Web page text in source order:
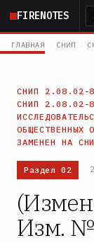
Перейти
основному
FIRENOTES
ГЛАВНАЯ › СНИП ›
СНИП 2.08.02-
СНИП 2.08.02-
ОБЩЕСТВЕННЫХ
ЗАМЕНЕН НА
Раздел 02
Изм. №